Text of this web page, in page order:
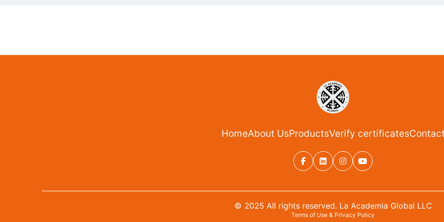
HomeAbout UsProductsVerify certificates
© 2025 All rights reserved. La Academia Global LLC
Terms of Use & Privacy Policy